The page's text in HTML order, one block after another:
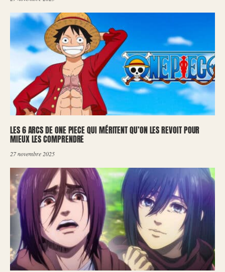
LES 6 ARCS DE ONE PIECE QUI MÉRITENT QU’ON LES REVOIT POUR
MIEUX LES COMPRENDRE
27 novembre 2025